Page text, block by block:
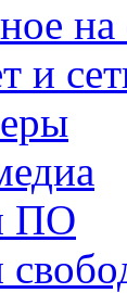
на
и
ПО